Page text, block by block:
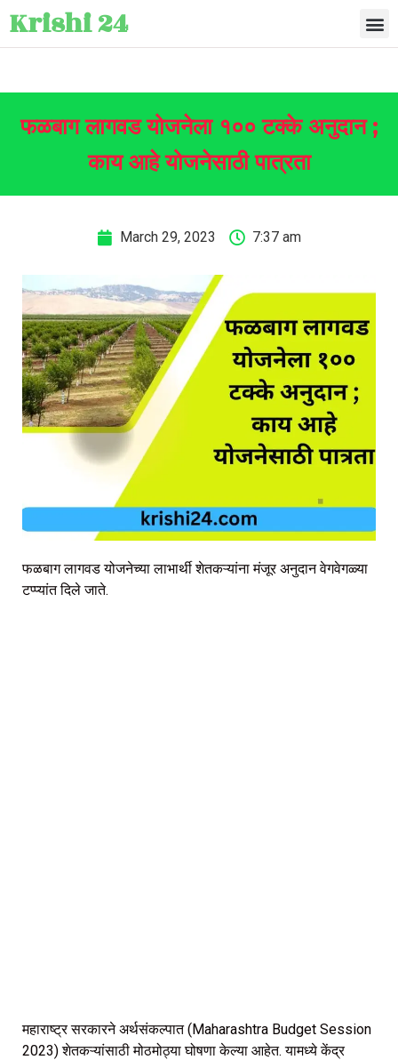
Krishi 24
फळबाग लागवड योजनेला १०० टक्के अनुदान ;
काय आहे योजनेसाठी पात्रता
March 29, 2023 7:37 am
फळबाग लागवड योजनेच्या लाभार्थी शेतकऱ्यांना मंजूर अनुदान वेगवेगळ्या
टप्प्यांत दिले जाते.
महाराष्ट्र सरकारने अर्थसंकल्पात (Maharashtra Budget Session
2023) शेतकऱ्यांसाठी मोठमोठ्या घोषणा केल्या आहेत. यामध्ये केंद्र